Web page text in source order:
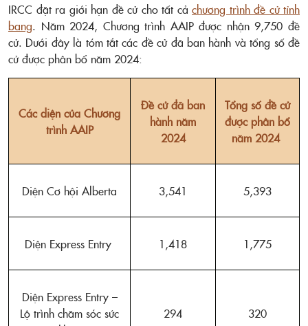
IRCC đặt ra giới hạn đề cử cho tất cả chương trình đề cử tỉnh
bang. Năm 2024, Chương trình AAIP được nhận 9,750 đề
cử. Dưới đây là tóm tắt các đề cử đã ban hành và tổng số đề
cử được phân bổ năm 2024:
Các diện của Chương
trình AAIP
Đề cử đã ban
hành năm
2024
Tổng số đề cử
được phân bổ
năm 2024
Diện Cơ hội Alberta 3,541 5,393
Diện Express Entry 1,418 1,775
Diện Express Entry –
Lộ trình chăm sóc sức
294 320